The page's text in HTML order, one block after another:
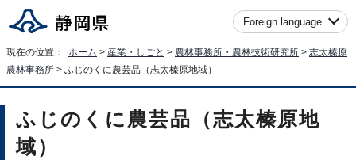
Foreign language
現在の位置： ホーム > 産業・しごと > 農林事務所・農林技術研究所 > 志太榛原
農林事務所 > ふじのくに農芸品（志太榛原地域）
ふじのくに農芸品（志太榛原地
域）